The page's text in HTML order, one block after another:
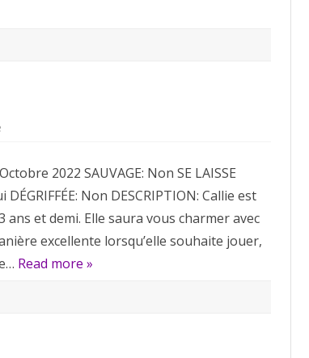
2022 SAUVAGE: Non SE LAISSE
DÉGRIFFÉE: Non DESCRIPTION: Callie est
et demi. Elle saura vous charmer avec
excellente lorsqu’elle souhaite jouer,
Read more »